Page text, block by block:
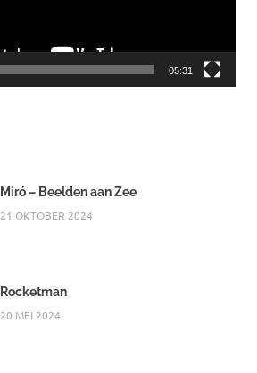
05:31
Miró – Beelden aan Zee
21 OKTOBER 2024
Rocketman
20 MEI 2024